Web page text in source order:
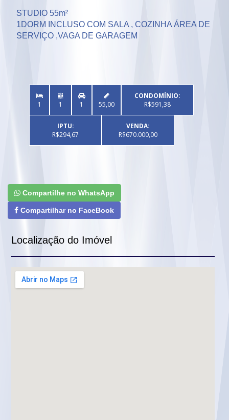
STUDIO 55m²
1DORM INCLUSO COM SALA , COZINHA ÁREA DE
SERVIÇO ,VAGA DE GARAGEM
1

1 1

55,00
CONDOMÍNIO:
R$591,38
IPTU:
R$294,67
VENDA:
R$670.000,00
Compartilhe no WhatsApp
Compartilhar no FaceBook
Localização do Imóvel